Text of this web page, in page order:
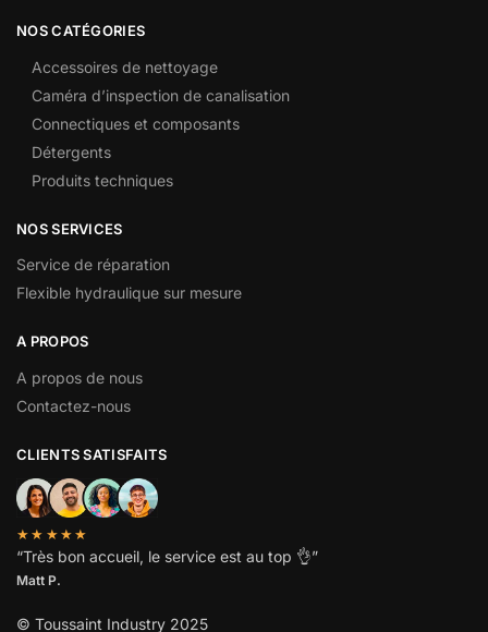
NOS CATÉGORIES
Accessoires de nettoyage
Caméra d’inspection de canalisation
Connectiques et composants
Détergents
Produits techniques
NOS SERVICES
Service de réparation
Flexible hydraulique sur mesure
A PROPOS
A propos de nous
Contactez-nous
CLIENTS SATISFAITS
★★★★★
“Très bon accueil, le service est au top 👌”
Matt P.
© Toussaint Industry 2025